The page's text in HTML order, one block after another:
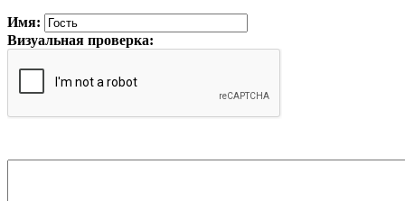
Имя:
Визуальная проверка: